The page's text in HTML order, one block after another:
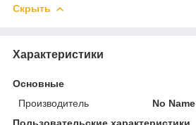
Скрыть
Характеристики
Основные
Производитель
No Name
Пользовательские характеристики